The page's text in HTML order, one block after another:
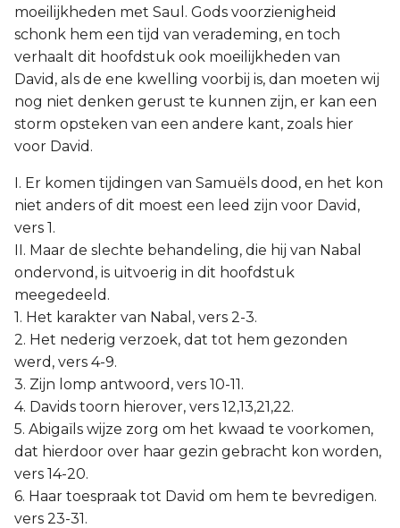
moeilijkheden met Saul. Gods voorzienigheid
schonk hem een tijd van verademing, en toch
verhaalt dit hoofdstuk ook moeilijkheden van
David, als de ene kwelling voorbij is, dan moeten wij
nog niet denken gerust te kunnen zijn, er kan een
storm opsteken van een andere kant, zoals hier
voor David.
I. Er komen tijdingen van Samuëls dood, en het kon
niet anders of dit moest een leed zijn voor David,
vers 1.
II. Maar de slechte behandeling, die hij van Nabal
ondervond, is uitvoerig in dit hoofdstuk
meegedeeld.
1. Het karakter van Nabal, vers 2-3.
2. Het nederig verzoek, dat tot hem gezonden
werd, vers 4-9.
3. Zijn lomp antwoord, vers 10-11.
4. Davids toorn hierover, vers 12,13,21,22.
5. Abigaïls wijze zorg om het kwaad te voorkomen,
dat hierdoor over haar gezin gebracht kon worden,
vers 14-20.
6. Haar toespraak tot David om hem te bevredigen.
vers 23-31.